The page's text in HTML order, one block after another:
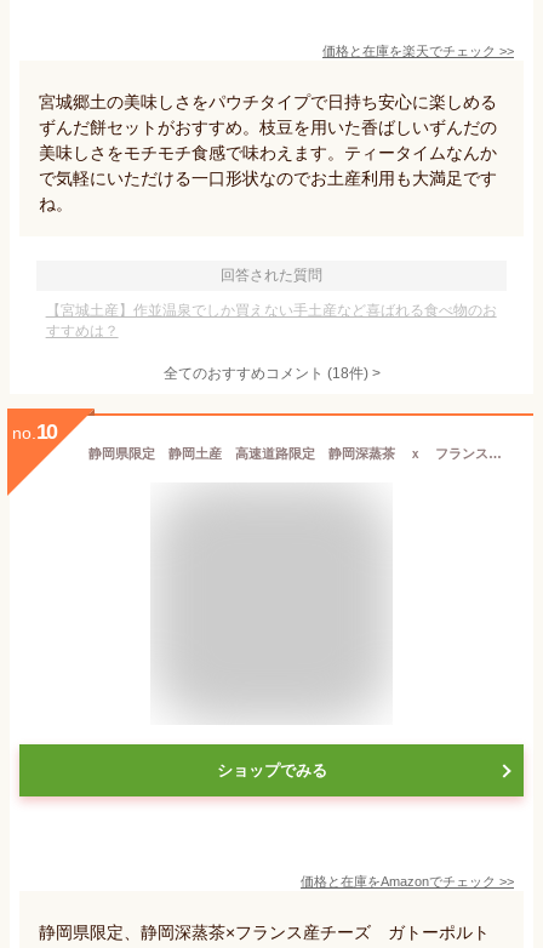
価格と在庫を楽天でチェック >>
宮城郷土の美味しさをパウチタイプで日持ち安心に楽しめる
ずんだ餅セットがおすすめ。枝豆を用いた香ばしいずんだの
美味しさをモチモチ食感で味わえます。ティータイムなんか
で気軽にいただける一口形状なのでお土産利用も大満足です
ね。
回答された質問
【宮城土産】作並温泉でしか買えない手土産など喜ばれる食べ物のお
すすめは？
全てのおすすめコメント (18件) >
no. 10
静岡県限定 静岡土産 高速道路限定 静岡深蒸茶 ｘ フランス産チーズ ガトーポルト Le Cadeau de Marot Gateau Porte チョコレートサンドクッキー 準チョコレート菓子 ６個入り
ショップでみる
価格と在庫をAmazonでチェック >>
静岡県限定、静岡深蒸茶×フランス産チーズ ガトーポルト